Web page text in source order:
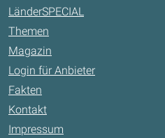
LänderSPECIAL
Themen
Magazin
Login für Anbieter
Fakten
Kontakt
Impressum